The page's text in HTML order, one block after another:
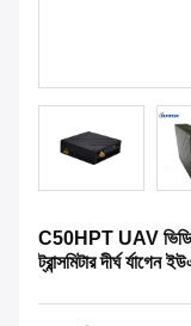
C50HPT UAV
ট্রান্সমিটার দীর্ঘ